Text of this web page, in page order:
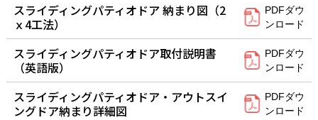
スライディングパティオドア 納まり図（2
ｘ4工法）
PDFダウ
ンロード
スライディングパティオドア取付説明書
（英語版）
PDFダウ
ンロード
スライディングパティオドア・アウトスイ
ングドア納まり詳細図
PDFダウ
ンロード